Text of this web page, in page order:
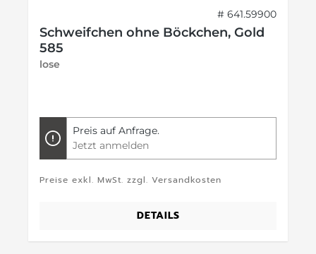
# 641.59900
Schweifchen ohne Böckchen, Gold
585
lose
Preis auf Anfrage.
Jetzt anmelden
Preise exkl. MwSt. zzgl. Versandkosten
DETAILS